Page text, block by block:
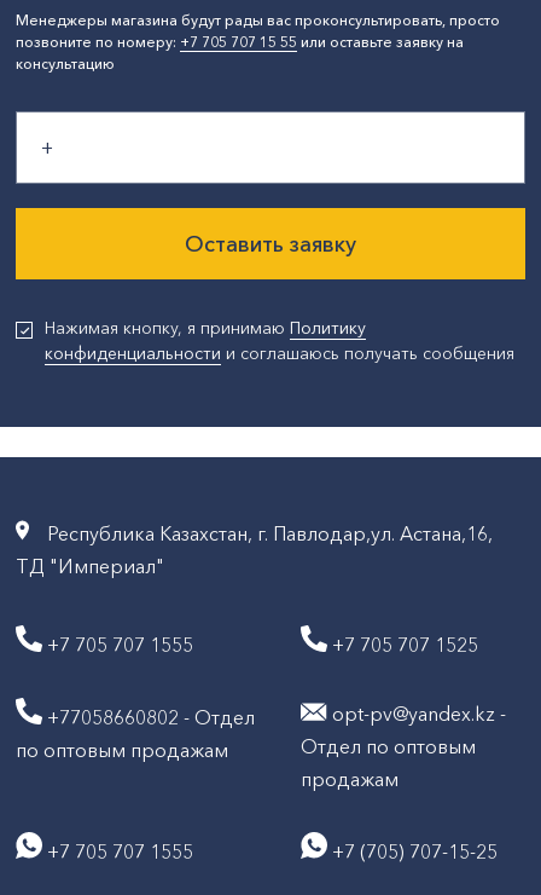
Менеджеры магазина будут рады вас проконсультировать, просто
позвоните по номеру: +7 705 707 15 55 или оставьте заявку на
консультацию
Оставить заявку
Нажимая кнопку, я принимаю Политику
конфиденциальности и соглашаюсь получать сообщения
Республика Казахстан, г. Павлодар,ул. Астана,16,
ТД "Империал"
+7 705 707 1555 +7 705 707 1525
+77058660802 - Отдел
по оптовым продажам
opt-pv@yandex.kz -
Отдел по оптовым
продажам
+7 705 707 1555 +7 (705) 707-15-25